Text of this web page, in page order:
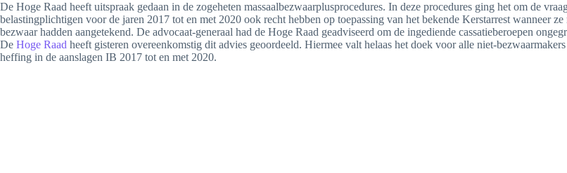
De Hoge Raad heeft uitspraak gedaan in de zogeheten massaalbezwaarplusprocedures. In deze procedures ging het om de
belastingplichtigen voor de jaren 2017 tot en met 2020 ook recht hebben op toepassing van het bekende Kerstarrest wanneer ze
bezwaar hadden aangetekend. De advocaat-generaal had de Hoge Raad geadviseerd om de ingediende cassatieberoepen
De Hoge Raad heeft gisteren overeenkomstig dit advies geoordeeld. Hiermee valt helaas het doek voor alle niet-
heffing in de aanslagen IB 2017 tot en met 2020.